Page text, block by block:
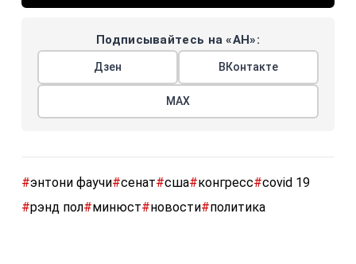
Подписывайтесь на «АН»:
Дзен ВКонтакте
МАХ
#энтони фаучи#сенат#сша#конгресс#covid 19
#рэнд пол#минюст#новости#политика